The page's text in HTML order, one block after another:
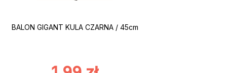
BALON GIGANT KULA CZARNA / 45cm